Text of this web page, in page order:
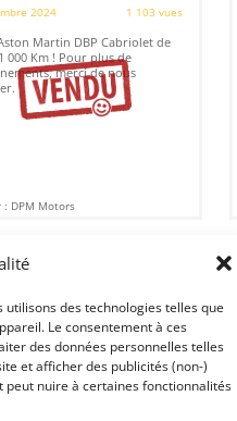
des technologies telles que
Le consentement à ces
des données personnelles telles
et afficher des publicités (non-)
peut nuire à certaines fonctionnalités
2024
1 103 vues
Martin DBP Cabriolet de
000 Km ! Pour plus de
merci de nous
: DPM Motors